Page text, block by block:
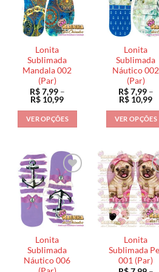
As
opções
podem
ser
escolhidas
na
página
do
produto
ser
na
página
do
Lonita
Sublimada
Mandala 002
(Par)
R$7,99 –
R$ 10,99Faixa
preço:
R$ 7,99
através
VER OPÇÕES
tem
várias
variantes.
As
opções
podem
ser
escolhidas
na
Lonita
Sublimada
Náutico 002
(Par)
R$7,99 –
R$ 10,99
VER OPÇÕES
tem
várias
As
ser
na
Lonita
Sublimada
Náutico 006
Lonita
Sublimada
001 (Par)